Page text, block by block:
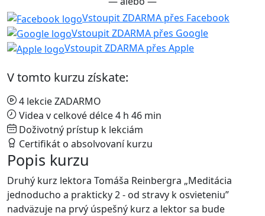
Vstoupit ZDARMA přes Facebook
Vstoupit ZDARMA přes Google
Vstoupit ZDARMA přes Apple
V tomto kurzu získate:
4 lekcie ZADARMO
Videa v celkové délce 4 h 46 min
Doživotný prístup k lekciám
Certifikát o absolvovaní kurzu
Popis kurzu
Druhý kurz lektora Tomáša Reinbergra „Meditácia
jednoducho a prakticky 2 - od stravy k osvieteniu”
nadväzuje na prvý úspešný kurz a lektor sa bude